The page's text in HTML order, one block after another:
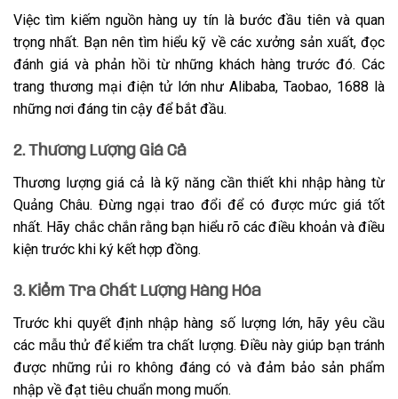
Việc tìm kiếm nguồn hàng uy tín là bước đầu tiên và quan
trọng nhất. Bạn nên tìm hiểu kỹ về các xưởng sản xuất, đọc
đánh giá và phản hồi từ những khách hàng trước đó. Các
trang thương mại điện tử lớn như Alibaba, Taobao, 1688 là
những nơi đáng tin cậy để bắt đầu.
2. Thương Lượng Giá Cả
Thương lượng giá cả là kỹ năng cần thiết khi nhập hàng từ
Quảng Châu. Đừng ngại trao đổi để có được mức giá tốt
nhất. Hãy chắc chắn rằng bạn hiểu rõ các điều khoản và điều
kiện trước khi ký kết hợp đồng.
3. Kiểm Tra Chất Lượng Hàng Hóa
Trước khi quyết định nhập hàng số lượng lớn, hãy yêu cầu
các mẫu thử để kiểm tra chất lượng. Điều này giúp bạn tránh
được những rủi ro không đáng có và đảm bảo sản phẩm
nhập về đạt tiêu chuẩn mong muốn.